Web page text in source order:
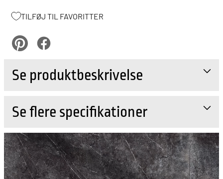
TILFØJ TIL FAVORITTER
pinterestFacebook
Se produktbeskrivelse
Se flere specifikationer